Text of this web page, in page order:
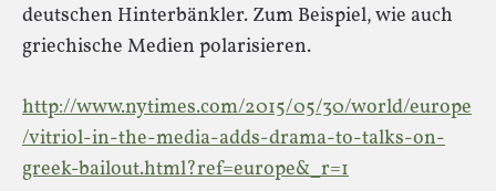
deutschen Hinterbänkler. Zum Beispiel, wie auch
griechische Medien polarisieren.
http://www.nytimes.com/2015/05/30/world/europe
/vitriol-in-the-media-adds-drama-to-talks-on-
greek-bailout.html?ref=europe&_r=1